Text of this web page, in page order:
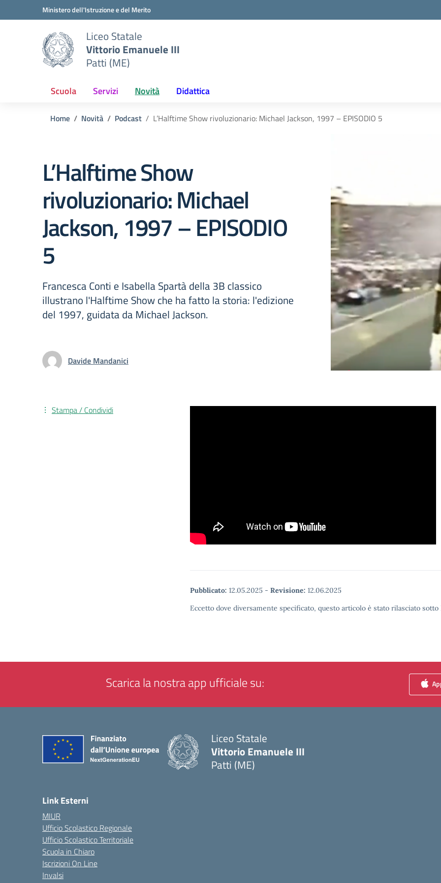
Vai ai contenuti
Vai al menu di navigazioneMinistero dell'Istruzione e del Merito
Liceo Statale
Vittorio Emanuele III
Patti (ME)
Scuola Servizi Novità Didattica
Home Novità Podcast L’Halftime Show rivoluzionario: Michael Jackson, 1997 – EPISODIO 5
L’Halftime Show
rivoluzionario: Michael
Jackson, 1997 – EPISODIO
5
Francesca Conti e Isabella Spartà della 3B classico
illustrano l'Halftime Show che ha fatto la storia: l'edizione
del 1997, guidata da Michael Jackson.
Davide Mandanici
Pubblicato: 12.05.2025 - Revisione: 12.06.2025
Eccetto dove diversamente specificato, questo articolo è stato rilasciato
Stampa / Condividi
Scarica la nostra app ufficiale su:
Liceo Statale
Vittorio Emanuele III
Patti (ME)
Link Esterni
MIUR
Ufficio Scolastico Regionale
Ufficio Scolastico Territoriale
Scuola in Chiaro
Iscrizioni On Line
Invalsi